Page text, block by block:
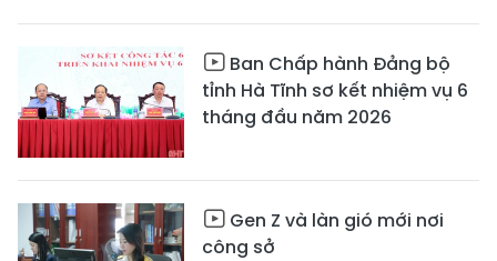
Ban Chấp hành Đảng bộ
tỉnh Hà Tĩnh sơ kết nhiệm vụ 6
tháng đầu năm 2026
Gen Z và làn gió mới nơi
công sở